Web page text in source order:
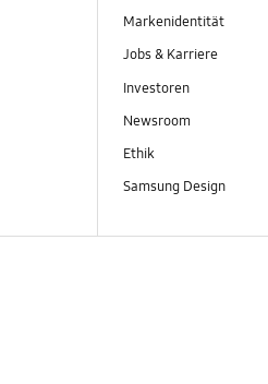
Markenidentität
Jobs & Karriere
Investoren
Newsroom
Ethik
Samsung Design